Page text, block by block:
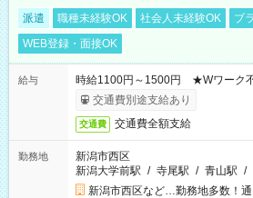
派遣 職種未経験OK 社会人未経験OK
ブ
WEB登録・面接OK
給与
時給1100円～1500円 ★Wワーク
交通費別途支給あり
交通費 交通費全額支給
勤務地
新潟市西区
新潟大学前駅 / 寺尾駅 / 青山駅 /
新潟市西区など…勤務地多数！